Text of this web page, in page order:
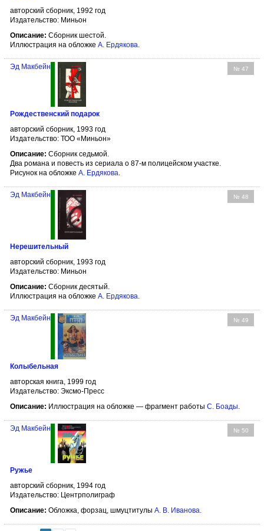
авторский сборник, 1992 год
Издательство: Миньон
Описание: Сборник шестой.
Иллюстрация на обложке А. Ердякова
№ 47
Эд Макбейн
Рождественский подарок
авторский сборник, 1993 год
Издательство: ТОО «Миньон»
Описание: Сборник седьмой.
Два романа и повесть из сериала о 87-м полицейском участке.
Рисунок на обложке А. Ердякова
№ 48
Эд Макбейн
Нерешительный
авторский сборник, 1993 год
Издательство: Миньон
Описание: Сборник десятый.
Иллюстрация на обложке А. Ердякова.
№ 49
Эд Макбейн
Колыбельная
авторская книга, 1999 год
Издательство: Эксмо-Пресс
Описание: Иллюстрация на обложке — фрагмент работы С. Боады.
№ 50
Эд Макбейн
Ружье
авторский сборник, 1994 год
Издательство: Центрполиграф
Описание: Обложка, форзац, шмуцтитулы А. В. Иванова.